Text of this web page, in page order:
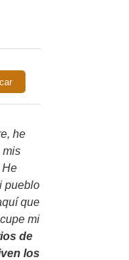
he
mis
He
pueblo
que
mi
de
los